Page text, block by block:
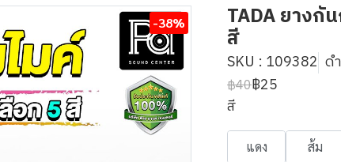
-38% TADA ยางกั
สี
SKU : 109382 ดำ
฿40฿25
สี
แดง ส้ม